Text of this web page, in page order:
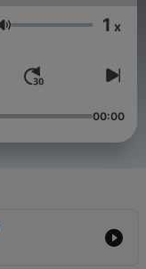
Volumen 1 x
00:00